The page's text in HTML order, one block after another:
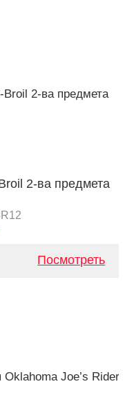
2-ва предмета
Посмотреть